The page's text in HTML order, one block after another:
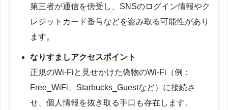
第三者が通信を傍受し、SNSのログイン情報やク
レジットカード番号などを盗み取る可能性があり
ます。
なりすましアクセスポイント
正規のWi-Fiと見せかけた偽物のWi-Fi（例：
Free_WiFi、Starbucks_Guestなど）に接続さ
せ、個人情報を抜き取る手口も存在します。